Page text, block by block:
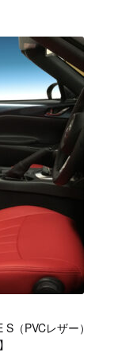
（PVCレザー）